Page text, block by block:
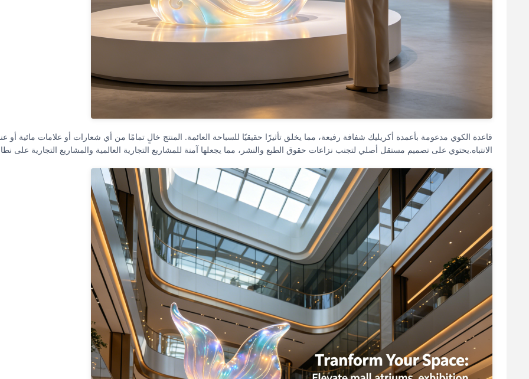
قاعدة الكوي مدعومة بأعمدة أكريليك شفافة رفيعة، مما يخلق تأثيرًا حقيقيًا للسباحة العائمة. المنتج خالٍ تمامًا من أي شعارات أو علامات مائية أو
الانتباه.يحتوي على تصميم مستقل أصلي لتجنب نزاعات حقوق الطبع والنشر، مما يجعلها آمنة للمشاريع التجارية العالمية والمشاريع التجارية على